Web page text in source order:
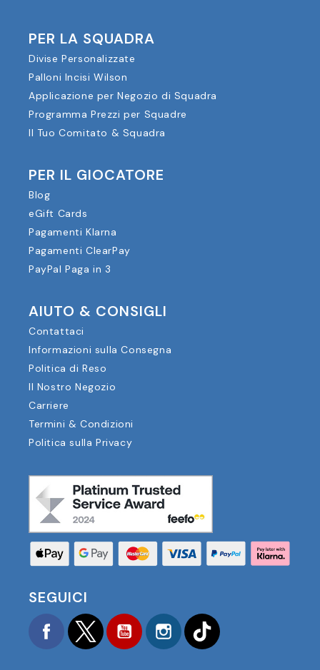
PER LA SQUADRA
Divise Personalizzate
Palloni Incisi Wilson
Applicazione per Negozio di Squadra
Programma Prezzi per Squadre
Il Tuo Comitato & Squadra
PER IL GIOCATORE
Blog
eGift Cards
Pagamenti Klarna
Pagamenti ClearPay
PayPal Paga in 3
AIUTO & CONSIGLI
Contattaci
Informazioni sulla Consegna
Politica di Reso
Il Nostro Negozio
Carriere
Termini & Condizioni
Politica sulla Privacy
SEGUICI
FacebookTwitter YouTubeInstagram